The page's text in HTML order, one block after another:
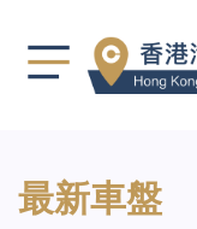
最新車盤